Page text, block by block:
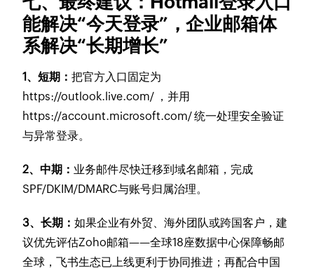
能解决“今天登录”，企业邮箱体
系解决“长期增长”
1、短期：把官方入口固定为
https://outlook.live.com/ ，并用
https://account.microsoft.com/ 统一处理安全验证
与异常登录。
2、中期： 业务邮件尽快迁移到域名邮箱，完成
SPF/DKIM/DMARC与账号归属治理。
3、长期：如果企业有外贸、海外团队或跨国客户，建
议优先评估Zoho邮箱——全球18座数据中心保障畅邮
全球，飞书生态已上线更利于协同推进；再配合中国